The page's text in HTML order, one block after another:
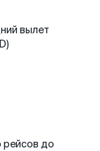
вылет
рейсов до